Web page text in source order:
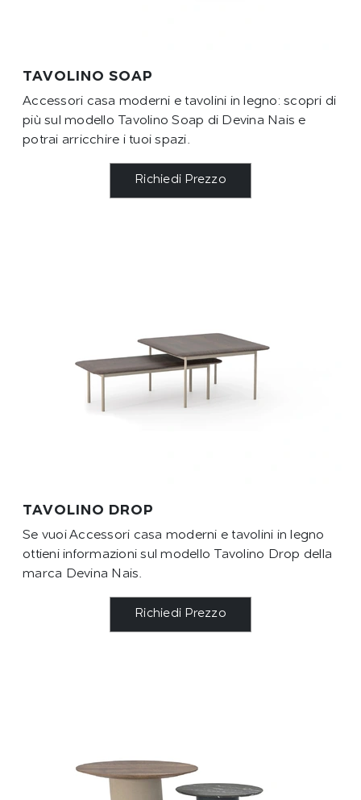
TAVOLINO SOAP
Accessori casa moderni e tavolini in legno: scopri di
più sul modello Tavolino Soap di Devina Nais e
potrai arricchire i tuoi spazi.
Richiedi Prezzo
TAVOLINO DROP
Se vuoi Accessori casa moderni e tavolini in legno
ottieni informazioni sul modello Tavolino Drop della
marca Devina Nais.
Richiedi Prezzo